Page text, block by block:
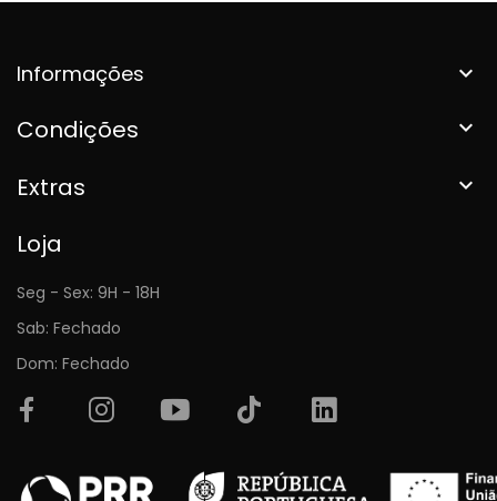
Informações 
Condições 
Extras 
Loja
Seg - Sex: 9H - 18H
Sab: Fechado
Dom: Fechado